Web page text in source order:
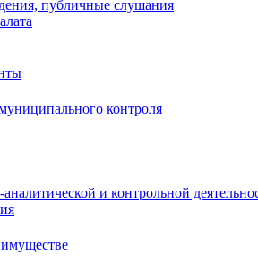
публичные слушания
контроля
и контрольной